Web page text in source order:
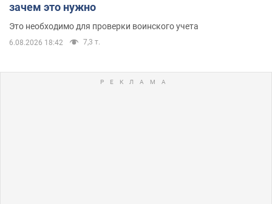
зачем это нужно
Это необходимо для проверки воинского учета
6.08.2026 18:42 7,3 т.